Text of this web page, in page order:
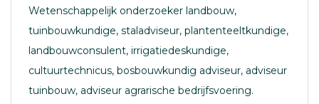
Wetenschappelijk onderzoeker landbouw,
tuinbouwkundige, staladviseur, plantenteeltkundige,
landbouwconsulent, irrigatiedeskundige,
cultuurtechnicus, bosbouwkundig adviseur, adviseur
tuinbouw, adviseur agrarische bedrijfsvoering.